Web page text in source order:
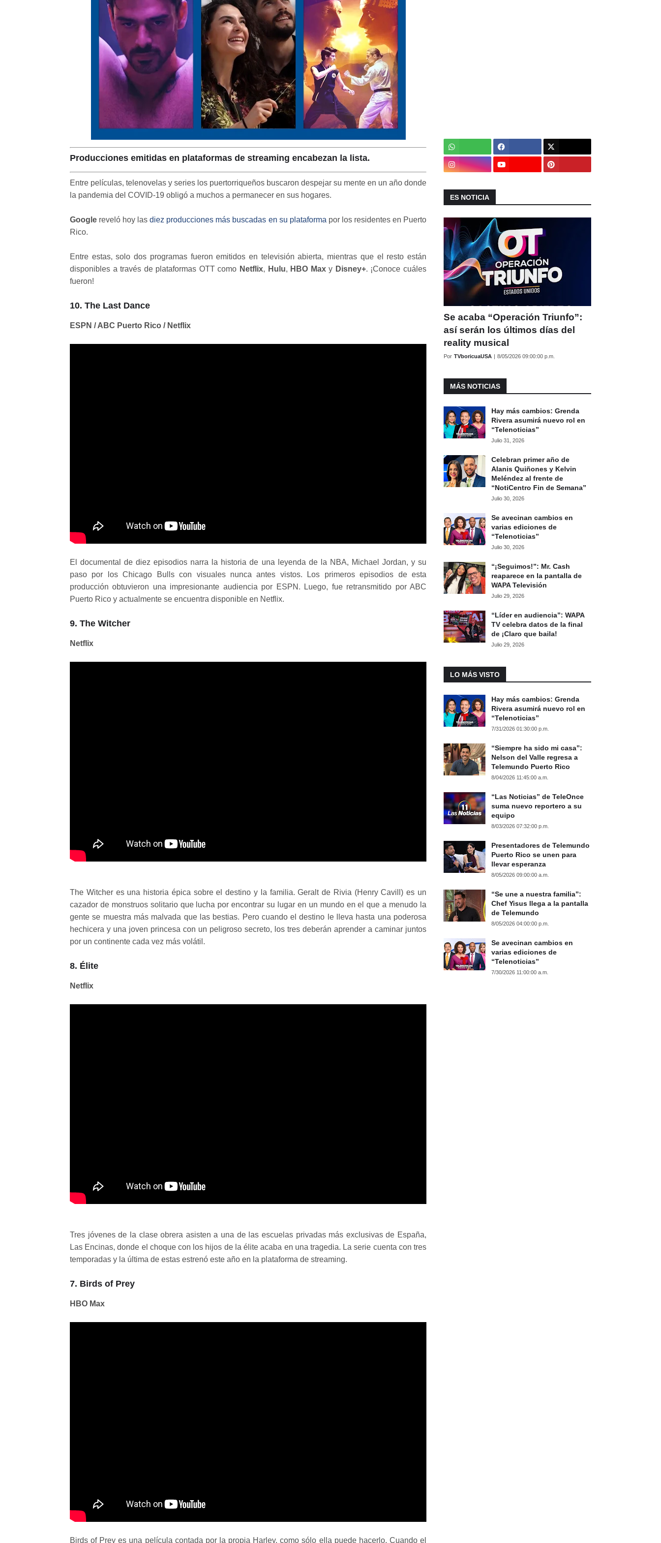
Producciones emitidas en plataformas de streaming encabezan la lista.
Entre películas, telenovelas y series los puertorriqueños buscaron despejar su mente en un año donde
la pandemia del COVID-19 obligó a muchos a permanecer en sus hogares.
Google reveló hoy lasdiez producciones más buscadas en su plataforma por los residentes en Puerto
Rico.
Entre estas, solo dos programas fueron emitidos en televisión abierta, mientras que el resto están
disponibles a través de plataformas OTT como Netflix, Hulu, HBO Maxy Disney+. ¡Conoce cuáles
fueron!
10. The Last Dance
ESPN / ABC Puerto Rico / Netflix
El documental de diez episodios narra la historia de una leyenda de la NBA, Michael Jordan, y su
paso por los Chicago Bulls con visuales nunca antes vistos. Los primeros episodios de esta
producción obtuvieron una impresionante audiencia por ESPN. Luego, fue retransmitido por ABC
Puerto Rico y actualmente se encuentra disponible en Netflix.
9. The Witcher
Netflix
The Witcher es una historia épica sobre el destino y la familia. Geralt de Rivia (Henry Cavill) es un
cazador de monstruos solitario que lucha por encontrar su lugar en un mundo en el que a menudo la
gente se muestra más malvada que las bestias. Pero cuando el destino le lleva hasta una poderosa
hechicera y una joven princesa con un peligroso secreto, los tres deberán aprender a caminar juntos
por un continente cada vez más volátil.
8. Élite
Netflix
Tres jóvenes de la clase obrera asisten a una de las escuelas privadas más exclusivas de España,
Las Encinas, donde el choque con los hijos de la élite acaba en una tragedia. La serie cuenta con tres
temporadas y la última de estas estrenó este año en la plataforma de streaming.
7. Birds of Prey
HBO Max
Birds of Prey es una película contada por la propia Harley, como sólo ella puede hacerlo. Cuando el
ES NOTICIA
Se acaba “Operación Triunfo”:
así serán los últimos días del
reality musical
Por TVboricuaUSA | 8/05/2026 09:00:00 p.m.
MÁS NOTICIAS
Hay más cambios: Grenda
Rivera asumirá nuevo rol en
“Telenoticias”
Julio 31, 2026
Celebran primer año de
Alanis Quiñones y Kelvin
Meléndez al frente de
“NotiCentro Fin de Semana”
Julio 30, 2026
Se avecinan cambios en
varias ediciones de
“Telenoticias”
Julio 30, 2026
“¡Seguimos!”: Mr. Cash
reaparece en la pantalla de
WAPA Televisión
Julio 29, 2026
“Líder en audiencia”: WAPA
TV celebra datos de la final
de ¡Claro que baila!
Julio 29, 2026
LO MÁS VISTO
Hay más cambios: Grenda
Rivera asumirá nuevo rol en
“Telenoticias”
7/31/2026 01:30:00 p.m.
“Siempre ha sido mi casa”:
Nelson del Valle regresa a
Telemundo Puerto Rico
8/04/2026 11:45:00 a.m.
“Las Noticias” de TeleOnce
suma nuevo reportero a su
equipo
8/03/2026 07:32:00 p.m.
Presentadores de Telemundo
Puerto Rico se unen para
llevar esperanza
8/05/2026 09:00:00 a.m.
“Se une a nuestra familia”:
Chef Yisus llega a la pantalla
de Telemundo
8/05/2026 04:00:00 p.m.
Se avecinan cambios en
varias ediciones de
“Telenoticias”
7/30/2026 11:00:00 a.m.